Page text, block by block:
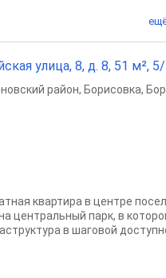
улица, 8, д. 8, 51 м², 5/
район, Борисовка,
квартира в центре
центральный парк, в
в шаговой